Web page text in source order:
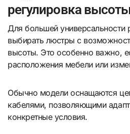
регулировка
Для большей универсальности
выбирать люстры с
высоты. Это особенно важно,
расположения мебели или
Обычно модели оснащаются
кабелями, позволяющими
конкретные условия.